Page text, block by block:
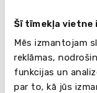
Šī tīmekļa vietne
Mēs izmantojam
reklāmas,
funkcijas un
par to, kā jūs